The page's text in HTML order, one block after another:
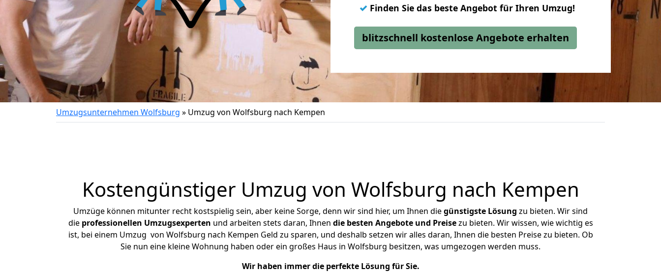
✓ Finden Sie das beste Angebot für Ihren Umzug!
blitzschnell kostenlose Angebote erhalten
Umzugsunternehmen Wolfsburg » Umzug von Wolfsburg nach Kempen
Kostengünstiger Umzug von Wolfsburg nach Kempen
Umzüge können mitunter recht kostspielig sein, aber keine Sorge, denn wir sind hier, um Ihnen diegünstigste Lösung zu bieten. Wir sind
die professionellen Umzugsexperten und arbeiten stets daran, Ihnen die besten Angebote und Preisezu bieten. Wir wissen, wie wichtig es
ist, bei einem Umzug von Wolfsburg nach Kempen Geld zu sparen, und deshalb setzen wir alles daran, Ihnen die besten Preise zu bieten. Ob
Sie nun eine kleine Wohnung haben oder ein großes Haus in Wolfsburg besitzen, was umgezogen werden muss.
Wir haben immer die perfekte Lösung für Sie.